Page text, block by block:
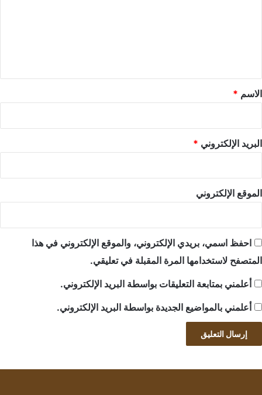
*
الاسم *
البريد الإلكتروني *
الموقع الإلكتروني
احفظ اسمي، بريدي الإلكتروني، والموقع الإلكتروني في هذا
المتصفح لاستخدامها المرة المقبلة في تعليقي.
أعلمني بمتابعة التعليقات بواسطة البريد الإلكتروني.
أعلمني بالمواضيع الجديدة بواسطة البريد الإلكتروني.